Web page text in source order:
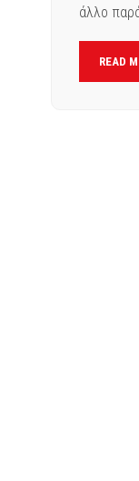
άλλο
READ